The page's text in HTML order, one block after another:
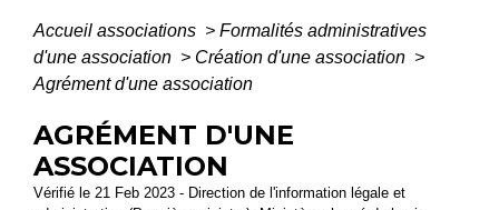
Accueil associations > Formalités administratives
d'une association > Création d'une association >
Agrément d'une association
AGRÉMENT D'UNE
ASSOCIATION
Vérifié le 21 Feb 2023 - Direction de l'information légale et